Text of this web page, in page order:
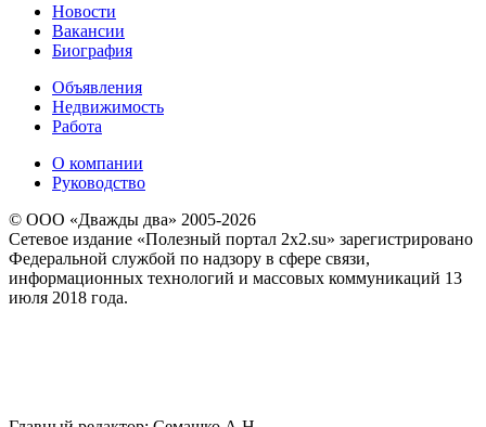
Новости
Вакансии
Биография
Объявления
Недвижимость
Работа
О компании
Руководство
© ООО «Дважды два» 2005-2026
Сетевое издание «Полезный портал 2x2.su» зарегистрировано
Федеральной службой по надзору в сфере связи,
информационных технологий и массовых коммуникаций 13
июля 2018 года.